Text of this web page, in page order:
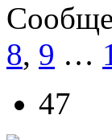
8, 9 …
47